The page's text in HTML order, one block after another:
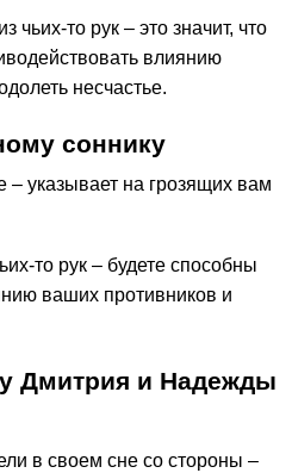
чьих-то рук – это значит, что
влиянию
несчастье.
соннику
указывает на грозящих вам
то рук – будете способны
ваших противников и
Дмитрия и Надежды
в своем сне со стороны –